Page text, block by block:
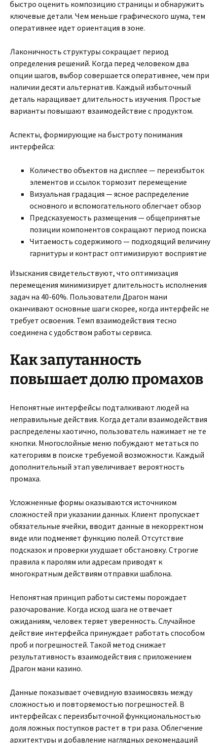
быстро оценить композицию страницы и обнаружить
ключевые детали. Чем меньше графического шума, тем
оперативнее идет ориентация в зоне.
Лаконичность структуры сокращает период
определения решений. Когда перед человеком два
опции шагов, выбор совершается оперативнее, чем при
наличии десяти альтернатив. Каждый избыточный
деталь наращивает длительность изучения. Простые
варианты повышают взаимодействие с продуктом.
Аспекты, формирующие на быстроту понимания
интерфейса:
Количество объектов на дисплее — переизбыток
элементов и ссылок тормозит перемещение
Визуальная градация — ясное распределение
основного и вспомогательного облегчает обзор
Предсказуемость размещения — общепринятые
позиции компонентов сокращают период поиска
Читаемость содержимого — подходящий величину
гарнитуры и контраст оптимизируют восприятие
Изыскания свидетельствуют, что оптимизация
перемещения минимизирует длительность исполнения
задач на 40-60%. Пользователи Драгон мани
оканчивают основные шаги скорее, когда интерфейс не
требует освоения. Темп взаимодействия тесно
соединена с удобством работы сервиса.
Как запутанность
повышает долю промахов
Непонятные интерфейсы подталкивают людей на
неправильные действия. Когда детали взаимодействия
распределены хаотично, пользователь нажимает не те
кнопки. Многослойные меню побуждают метаться по
категориям в поиске требуемой возможности. Каждый
дополнительный этап увеличивает вероятность
промаха.
Усложненные формы оказываются источником
сложностей при указании данных. Клиент пропускает
обязательные ячейки, вводит данные в некорректном
виде или подменяет функцию полей. Отсутствие
подсказок и проверки ухудшает обстановку. Строгие
правила к паролям или адресам приводят к
многократным действиям отправки шаблона.
Непонятная принцип работы системы порождает
разочарование. Когда исход шага не отвечает
ожиданиям, человек теряет уверенность. Случайное
действие интерфейса принуждает работать способом
проб и погрешностей. Такой метод снижает
результативность взаимодействия с приложением
Драгон мани казино.
Данные показывает очевидную взаимосвязь между
сложностью и повторяемостью погрешностей. В
интерфейсах с переизбыточной функциональностью
доля ложных поступков растет в три раза. Облегчение
архитектуры и добавление наглядных рекомендаций